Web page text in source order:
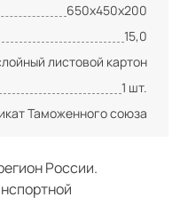
650х450х200
15,0
листовой картон
1 шт.
Таможенного союза
России.